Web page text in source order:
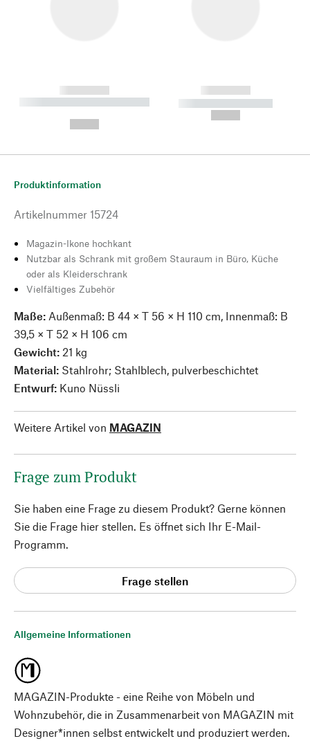
------------
----------- ----------- --------
------------
----------- -----------
Allgemeine Informationen
MAGAZIN-Produkte - eine Reihe von Möbeln und
Wohnzubehör, die in Zusammenarbeit von MAGAZIN mit
Designer*innen selbst entwickelt und produziert werden.
Produktinformation
Artikelnummer 15724
Magazin-Ikone hochkant
Nutzbar als Schrank mit großem Stauraum in Büro, Küche
oder als Kleiderschrank
Vielfältiges Zubehör
Maße: Außenmaß: B 44 × T 56 × H 110 cm, Innenmaß: B
39,5 × T 52 × H 106 cm
Gewicht: 21 kg
Material: Stahlrohr; Stahlblech, pulverbeschichtet
Entwurf: Kuno Nüssli
Weitere Artikel von MAGAZIN
Frage zum Produkt
Sie haben eine Frage zu diesem Produkt? Gerne können
Sie die Frage hier stellen. Es öffnet sich Ihr E-Mail-
Programm.
Frage stellen